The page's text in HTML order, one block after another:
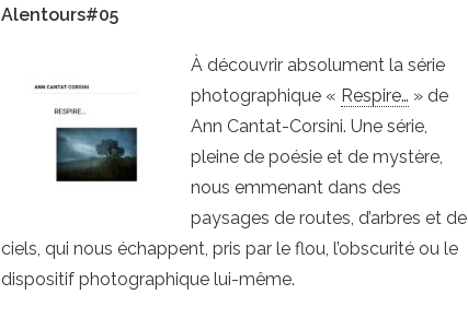
Alentours#05
À découvrir absolument la série
photographique « Respire… » de
Ann Cantat-Corsini. Une série,
pleine de poésie et de mystère,
nous emmenant dans des
paysages de routes, d’arbres et de
ciels, qui nous échappent, pris par le flou, l’obscurité ou le
dispositif photographique lui-même.